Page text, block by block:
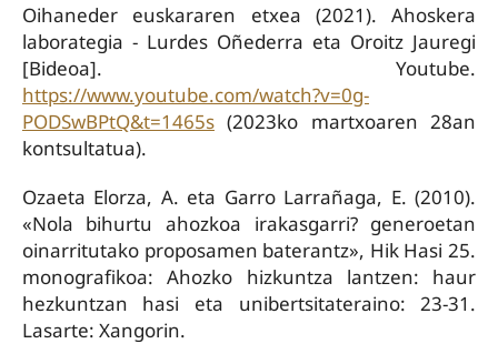
Oihaneder euskararen etxea (2021). Ahoskera
laborategia - Lurdes Oñederra eta Oroitz Jauregi
[Bideoa]. Youtube.
https://www.youtube.com/watch?v=0g-
PODSwBPtQ&t=1465s(2023ko martxoaren 28an
kontsultatua).
Ozaeta Elorza, A. eta Garro Larrañaga, E. (2010).
«Nola bihurtu ahozkoa irakasgarri? generoetan
oinarritutako proposamen baterantz», Hik Hasi 25.
monografikoa: Ahozko hizkuntza lantzen: haur
hezkuntzan hasi eta unibertsitateraino: 23-31.
Lasarte: Xangorin.